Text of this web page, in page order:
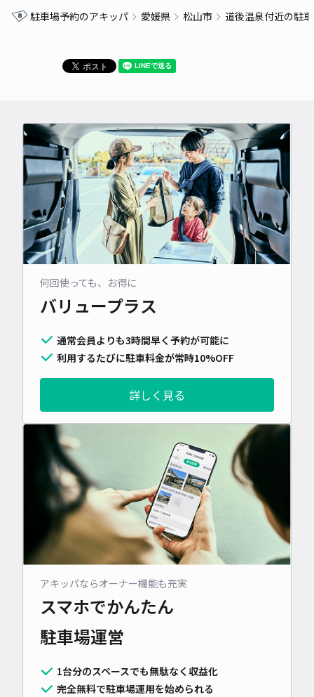
利用することができますよ。時間やお金を有効に使って、道後温
泉の旅を楽しんじゃいましょう！
駐車場予約のアキッパ 愛媛県 松山市 道後温泉付近の駐
何回使っても、お得に
バリュープラス
通常会員よりも3時間早く予約が可能に
利用するたびに駐車料金が常時10%OFF
詳しく見る
アキッパならオーナー機能も充実
スマホでかんたん
駐車場運営
1台分のスペースでも無駄なく収益化
完全無料で駐車場運用を始められる